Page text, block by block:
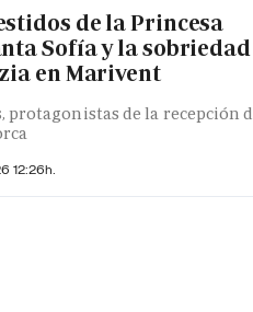
de la Princesa
Sofía y la sobriedad
en Marivent
protagonistas de la recepción
12:26h.